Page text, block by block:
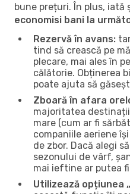
bune prețuri. În plus, iată
economisi bani la
Rezervă în avans:
tind să crească pe
plecare, mai ales în
călătorie. Obținerea
poate ajuta să
Zboară în afara
majoritatea
mare (cum ar fi
companiile aeriene
de zbor. Dacă alegi
sezonului de vârf,
mai ieftine ar putea
Utilizează opțiunea